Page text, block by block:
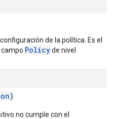
de la política. Es el
Policyde nivel
)
no cumple con el